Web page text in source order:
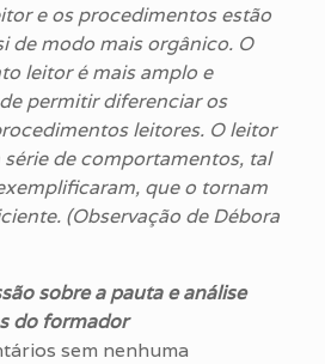
e os procedimentos estão
de modo mais orgânico. O
leitor é mais amplo e
permitir diferenciar os
leitores. O leitor
série de comportamentos, tal
que o tornam
(Observação de Débora
sobre a pauta e análise
do formador
sem nenhuma